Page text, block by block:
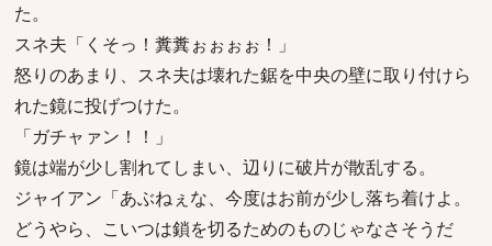
た。
スネ夫「くそっ！糞糞ぉぉぉぉ！」
怒りのあまり、スネ夫は壊れた鋸を中央の壁に取り付けら
れた鏡に投げつけた。
「ガチャァン！！」
鏡は端が少し割れてしまい、辺りに破片が散乱する。
ジャイアン「あぶねぇな、今度はお前が少し落ち着けよ。
どうやら、こいつは鎖を切るためのものじゃなさそうだ